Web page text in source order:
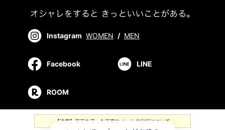
Instagram WOMEN / MEN
Facebook LINE
ROOM
【注意】楽天を装った不審なメールやSMSについて